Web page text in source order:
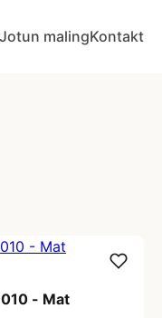
Jotun malingKontakt
- Mat